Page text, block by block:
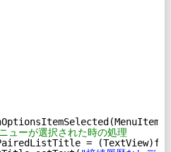
ューが選択された時の処理
=